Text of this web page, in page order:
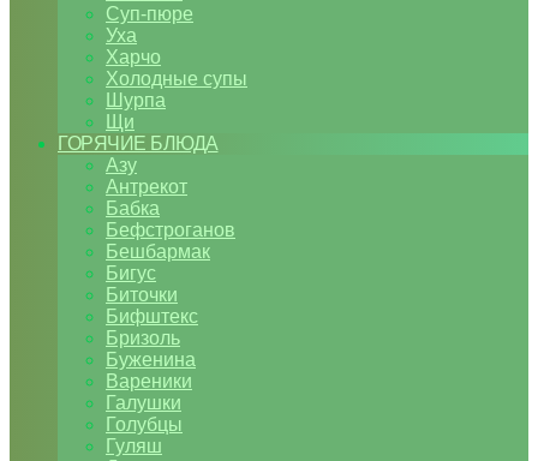
Суп-пюре
Уха
Харчо
Холодные супы
Шурпа
Щи
ГОРЯЧИЕ БЛЮДА
Азу
Антрекот
Бабка
Бефстроганов
Бешбармак
Бигус
Биточки
Бифштекс
Бризоль
Буженина
Вареники
Галушки
Голубцы
Гуляш